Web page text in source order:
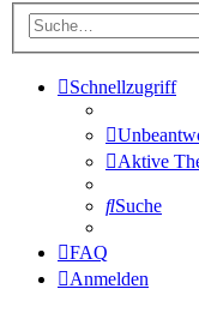
Schnellzugriff
Aktive
Suche
FAQ
Anmelden